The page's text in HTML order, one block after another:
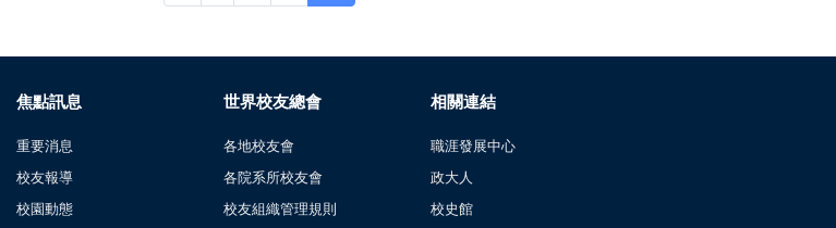
焦點訊息
重要消息
校友報導
校園動態
世界校友總會
各地校友會
各院系所校友會
校友組織管理規則
相關連結
職涯發展中心
政大人
校史館